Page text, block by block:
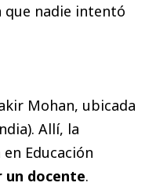
que nadie intentó
Mohan, ubicada
Allí, la
Educación
un docente.